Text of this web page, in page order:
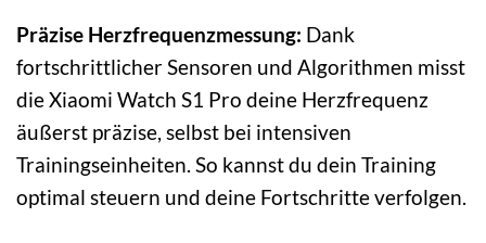
Präzise Herzfrequenzmessung: Dank
fortschrittlicher Sensoren und Algorithmen misst
die Xiaomi Watch S1 Pro deine Herzfrequenz
äußerst präzise, selbst bei intensiven
Trainingseinheiten. So kannst du dein Training
optimal steuern und deine Fortschritte verfolgen.